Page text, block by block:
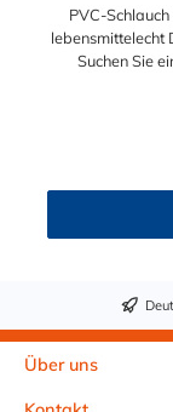
PVC-
lebensmittelecht
Suchen Sie
oder
Meterware
und
B, C). Nur der
sowie FDA 175.300. Verfügbare
mm 6 mm 9 mm 13 mm 16 mm 19 mm 25 mm Für Wasser,
eine Vielzahl
Über uns